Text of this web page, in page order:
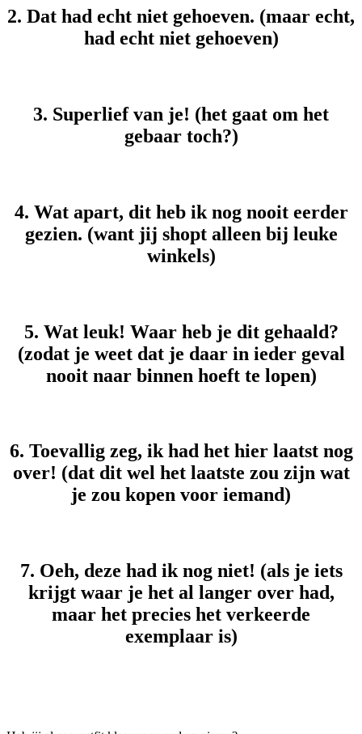
2. Dat had echt niet gehoeven. (maar echt,
had echt niet gehoeven)
3. Superlief van je! (het gaat om het
gebaar toch?)
4. Wat apart, dit heb ik nog nooit eerder
gezien. (want jij shopt alleen bij leuke
winkels)
5. Wat leuk! Waar heb je dit gehaald?
(zodat je weet dat je daar in ieder geval
nooit naar binnen hoeft te lopen)
6. Toevallig zeg, ik had het hier laatst nog
over! (dat dit wel het laatste zou zijn wat
je zou kopen voor iemand)
7. Oeh, deze had ik nog niet! (als je iets
krijgt waar je het al langer over had,
maar het precies het verkeerde
exemplaar is)